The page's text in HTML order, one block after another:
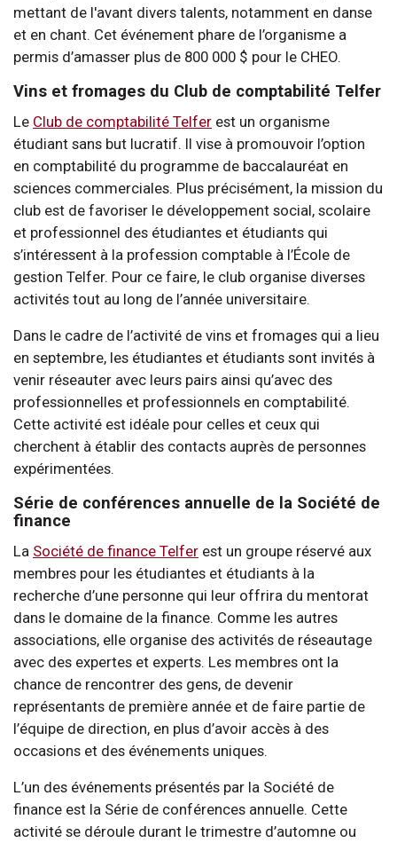
mettant de l'avant divers talents, notamment en danse
et en chant. Cet événement phare de l’organisme a
permis d’amasser plus de 800 000 $ pour le CHEO.
Vins et fromages du Club de comptabilité Telfer
Le Club de comptabilité Telfer est un organisme
étudiant sans but lucratif. Il vise à promouvoir l’option
en comptabilité du programme de baccalauréat en
sciences commerciales. Plus précisément, la mission du
club est de favoriser le développement social, scolaire
et professionnel des étudiantes et étudiants qui
s’intéressent à la profession comptable à l’École de
gestion Telfer. Pour ce faire, le club organise diverses
activités tout au long de l’année universitaire.
Dans le cadre de l’activité de vins et fromages qui a lieu
en septembre, les étudiantes et étudiants sont invités à
venir réseauter avec leurs pairs ainsi qu’avec des
professionnelles et professionnels en comptabilité.
Cette activité est idéale pour celles et ceux qui
cherchent à établir des contacts auprès de personnes
expérimentées.
Série de conférences annuelle de la Société de
finance
La Société de finance Telfer est un groupe réservé aux
membres pour les étudiantes et étudiants à la
recherche d’une personne qui leur offrira du mentorat
dans le domaine de la finance. Comme les autres
associations, elle organise des activités de réseautage
avec des expertes et experts. Les membres ont la
chance de rencontrer des gens, de devenir
représentants de première année et de faire partie de
l’équipe de direction, en plus d’avoir accès à des
occasions et des événements uniques.
L’un des événements présentés par la Société de
finance est la Série de conférences annuelle. Cette
activité se déroule durant le trimestre d’automne ou